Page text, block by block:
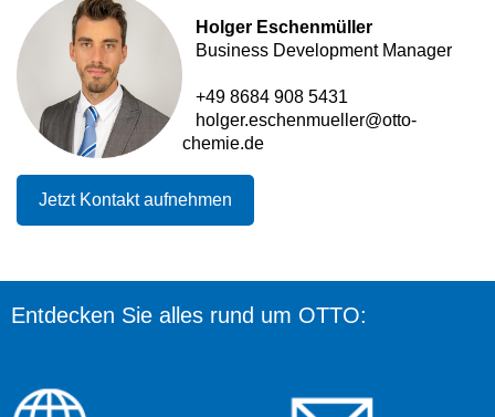
Holger Eschenmüller
Business Development Manager
+49 8684 908 5431
holger.eschenmueller@otto-
chemie.de
Jetzt Kontakt aufnehmen
Entdecken Sie alles rund um OTTO: